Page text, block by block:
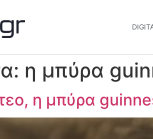
η μπύρα
η μπύρα